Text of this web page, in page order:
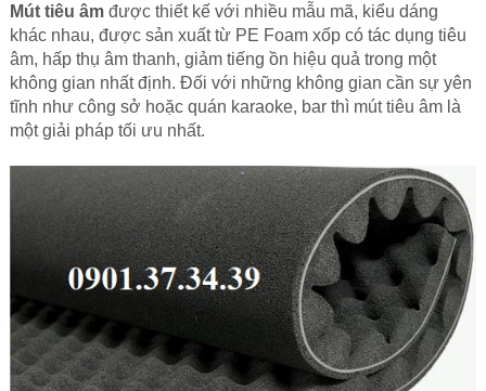
Mút tiêu âmđược thiết kế với nhiều mẫu mã, kiểu dáng
khác nhau, được sản xuất từ PE Foam xốp có tác dụng tiêu
âm, hấp thụ âm thanh, giảm tiếng ồn hiệu quả trong một
không gian nhất định. Đối với những không gian cần sự yên
tĩnh như công sở hoặc quán karaoke, bar thì mút tiêu âm là
một giải pháp tối ưu nhất.